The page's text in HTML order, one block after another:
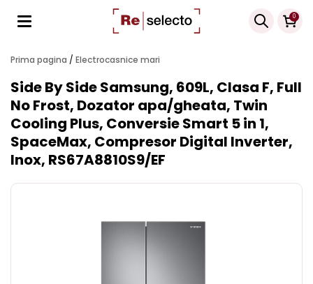
0
Products
search
Prima pagina / Electrocasnice mari
Side By Side Samsung, 609L, Clasa F, Full
No Frost, Dozator apa/gheata, Twin
Cooling Plus, Conversie Smart 5 in 1,
SpaceMax, Compresor Digital Inverter,
Inox, RS67A8810S9/EF